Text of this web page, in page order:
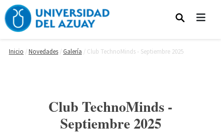
Pasar al contenido principal
Inicio Novedades Galería Club TechnoMinds - Septiembre 2025
Club TechnoMinds -
Septiembre 2025